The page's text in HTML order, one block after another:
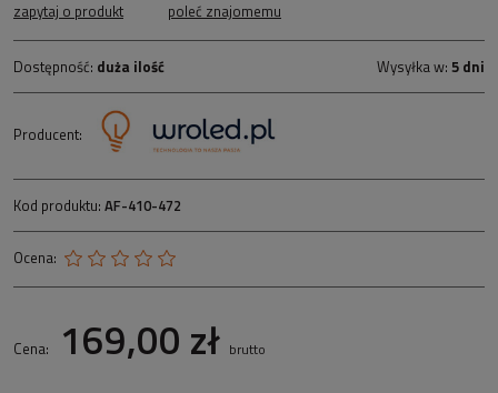
zapytaj o produkt poleć znajomemu
Dostępność: duża ilość Wysyłka w: 5 dni
Producent:
Kod produktu: AF-410-472
Ocena:
Cena: 169,00 zł brutto